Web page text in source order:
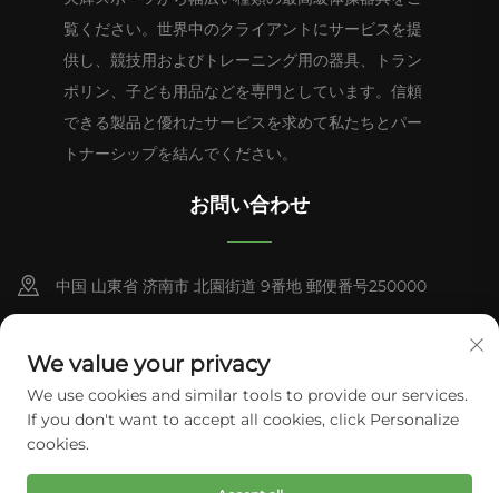
覧ください。世界中のクライアントにサービスを提
供し、競技用およびトレーニング用の器具、トラン
ポリン、子ども用品などを専門としています。信頼
できる製品と優れたサービスを求めて私たちとパー
トナーシップを結んでください。
お問い合わせ
中国 山東省 济南市 北園街道 9番地 郵便番号250000
[email protected]
著作権 © Tianhui Sports. 全ての権利は留保されます。 プライバシー
We value your privacy
We use cookies and similar tools to provide our services.
If you don't want to accept all cookies, click Personalize
cookies.